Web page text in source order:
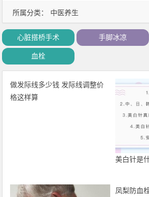
所属分类： 中医养生
心脏搭桥手术 手脚冰凉
血栓
做发际线多少钱 发际线调整价
格这样算
美白针是
凤梨防血